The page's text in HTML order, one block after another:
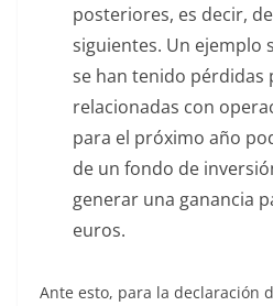
posteriores, es decir,
siguientes. Un ejemplo
se han tenido pérdidas
relacionadas con
para el próximo año
de un fondo de
generar una ganancia
euros.
Ante esto, para la declaración